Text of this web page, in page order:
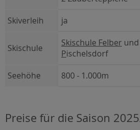
Skiverleih
ja
Skischule Skischule Felber und
Pischelsdorf
Seehöhe
800 - 1.000m
Preise für die Saison